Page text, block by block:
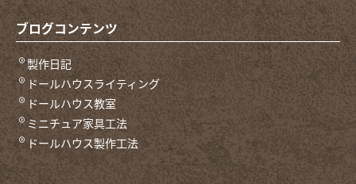
ブログコンテンツ
製作日記
ドールハウスライティング
ドールハウス教室
ミニチュア家具工法
ドールハウス製作工法